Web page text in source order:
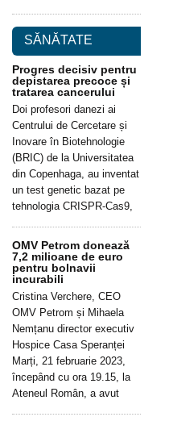
SĂNĂTATE
Progres decisiv pentru
depistarea precoce și
tratarea cancerului
Doi profesori danezi ai
Centrului de Cercetare și
Inovare în Biotehnologie
(BRIC) de la Universitatea
din Copenhaga, au inventat
un test genetic bazat pe
tehnologia CRISPR-Cas9,
OMV Petrom donează
7,2 milioane de euro
pentru bolnavii
incurabili
Cristina Verchere, CEO
OMV Petrom și Mihaela
Nemțanu director executiv
Hospice Casa Speranței
Marți, 21 februarie 2023,
începând cu ora 19.15, la
Ateneul Român, a avut